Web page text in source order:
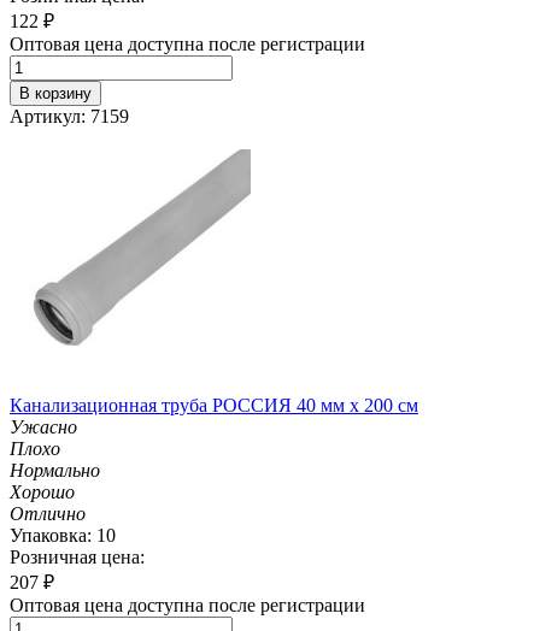
122 ₽
Оптовая цена доступна после регистрации
В корзину
Артикул: 7159
Канализационная труба РОССИЯ 40 мм х 200 см
Ужасно
Плохо
Нормально
Хорошо
Отлично
Упаковка: 10
Розничная цена:
207 ₽
Оптовая цена доступна после регистрации